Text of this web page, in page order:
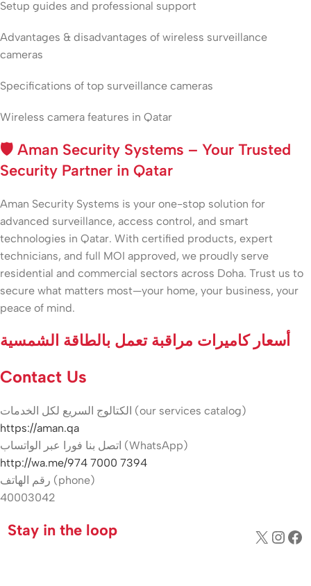
Setup guides and professional support
Advantages & disadvantages of wireless surveillance
cameras
Specifications of top surveillance cameras
Wireless camera features in Qatar
🛡️ Aman Security Systems – Your Trusted
Security Partner in Qatar
Aman Security Systems is your one-stop solution for
advanced surveillance, access control, and smart
technologies in Qatar. With certified products, expert
technicians, and full MOI approved, we proudly serve
residential and commercial sectors across Doha. Trust us to
secure what matters most—your home, your business, your
peace of mind.
أسعار كاميرات مراقبة تعمل بالطاقة الشمسية
Contact Us
الكتالوج السريع لكل الخدمات (our services catalog)
https://aman.qa
اتصل بنا فورا عبر الواتساب (WhatsApp)
http://wa.me/974 7000 7394
رقم الهاتف (phone)
40003042
Stay in the loop